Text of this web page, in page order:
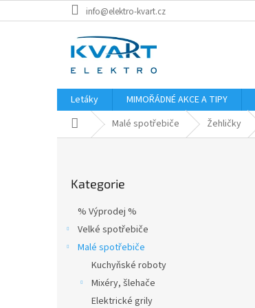
na
info@elektro-kvart.cz
Letáky MIMOŘÁDNÉ AKCE A TIPY
Domů Malé spotřebiče Žehličky
kategorie
Kategorie
% Výprodej %
Velké spotřebiče
Malé spotřebiče
Kuchyňské roboty
Mixéry, šlehače
Elektrické grily